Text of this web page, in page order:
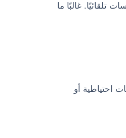
تلقائيًا. غالبًا ما
احتياطية أو